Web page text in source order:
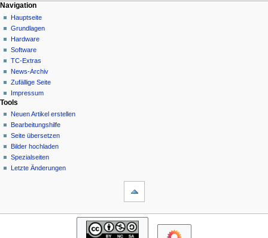
N
a
v
g
a
i
o
n
s
m
e
Seitenaktionen
Kategorie
Diskussion
Lesen
Quelltext
anzeigen
Versionsgeschichte
Meine Werkzeuge
Deutsch
Anmelden
Navigation
Hauptseite
Grundlagen
Hardware
Software
TC-Extras
News-Archiv
Zufällige Seite
Impressum
Tools
Neuen Artikel erstellen
Bearbeitungshilfe
Seite übersetzen
Bilder hochladen
Spezialseiten
Letzte Änderungen
Navigation